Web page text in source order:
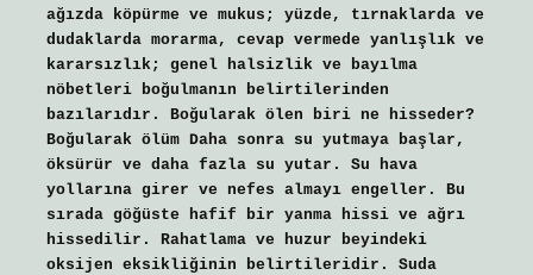
ağızda köpürme ve mukus; yüzde, tırnaklarda ve
dudaklarda morarma, cevap vermede yanlışlık ve
kararsızlık; genel halsizlik ve bayılma
nöbetleri boğulmanın belirtilerinden
bazılarıdır. Boğularak ölen biri ne hisseder?
Boğularak ölüm Daha sonra su yutmaya başlar,
öksürür ve daha fazla su yutar. Su hava
yollarına girer ve nefes almayı engeller. Bu
sırada göğüste hafif bir yanma hissi ve ağrı
hissedilir. Rahatlama ve huzur beyindeki
oksijen eksikliğinin belirtileridir. Suda